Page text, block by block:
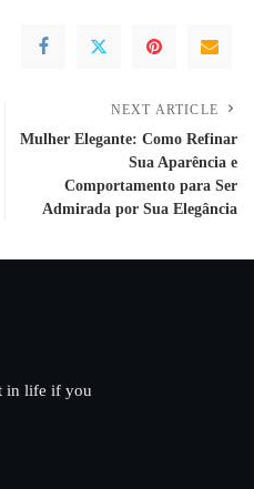
NEXT ARTICLE
Mulher Elegante: Como Refinar
Sua Aparência e
Comportamento para Ser
Admirada por Sua Elegância
in life if you